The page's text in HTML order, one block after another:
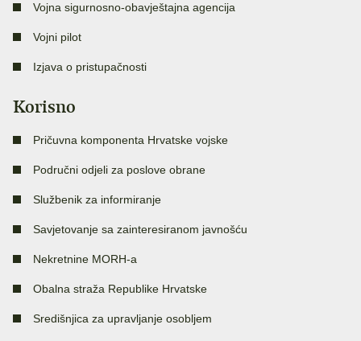
Vojna sigurnosno-obavještajna agencija
Vojni pilot
Izjava o pristupačnosti
Korisno
Pričuvna komponenta Hrvatske vojske
Područni odjeli za poslove obrane
Službenik za informiranje
Savjetovanje sa zainteresiranom javnošću
Nekretnine MORH-a
Obalna straža Republike Hrvatske
Središnjica za upravljanje osobljem